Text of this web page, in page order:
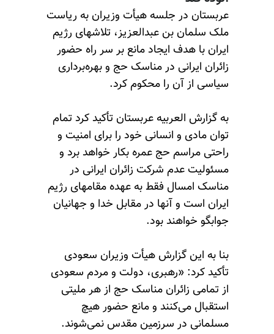
عربستان در جلسه هیأت وزیران به ریاست
ملک سلمان بن عبدالعزیز، تلاشهای رژیم
ایران با هدف ایجاد مانع بر سر راه حضور
زائران ایرانی در مناسک حج و بهره‌برداری
سیاسی از آن را محکوم کرد.
به گزارش العربیه عربستان تأکید کرد تمام
توان مادی و انسانی خود را برای امنیت و
راحتی مراسم حج عمره بکار خواهد برد و
مسئولیت عدم شرکت زائران ایرانی در
مناسک امسال فقط به عهده مقامهای رژیم
ایران است و آنها در مقابل خدا و جهانیان
جوابگو خواهند بود.
بنا‌ به این گزارش هیأت وزیران سعودی
تأکید کرد: «رهبری، دولت و مردم سعودی
از تمامی زائران مناسک حج از هر ملیتی
استقبال می‌کنند و مانع حضور هیچ
مسلمانی در سرزمین مقدس نمی‌شوند.